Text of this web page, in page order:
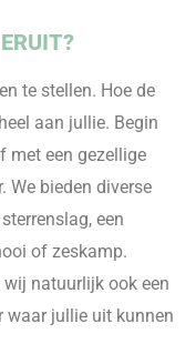
te stellen. Hoe de
aan jullie. Begin
met een gezellige
We bieden diverse
een
of zeskamp.
natuurlijk ook een
waar jullie uit kunnen